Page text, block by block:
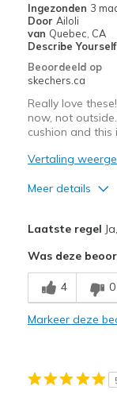
Ingezonden 3
Door Ailoli
van Quebec, CA
Describe Yourself
Beoordeeld op
skechers.ca
Really love
now, not
cushion and this
Vertaling
Meer details
Breathe Well
Comfortable
Laatste regel
Was deze
4 0
Markeer deze